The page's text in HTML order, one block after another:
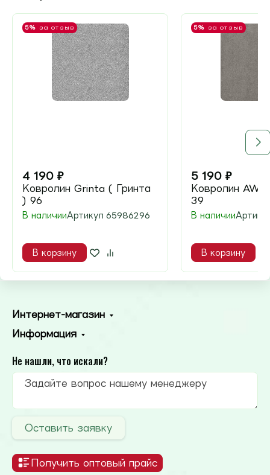
5% за отзыв
4 190 ₽
Ковролин Grinta ( Гринта
) 96
В наличииАртикул 65986296
В корзину
5% за отзыв
5 190 ₽
Ковролин AW
39
В наличии
В корзину
Интернет-магазин
Информация
Не нашли, что искали?
Оставить заявку
Получить оптовый прайс